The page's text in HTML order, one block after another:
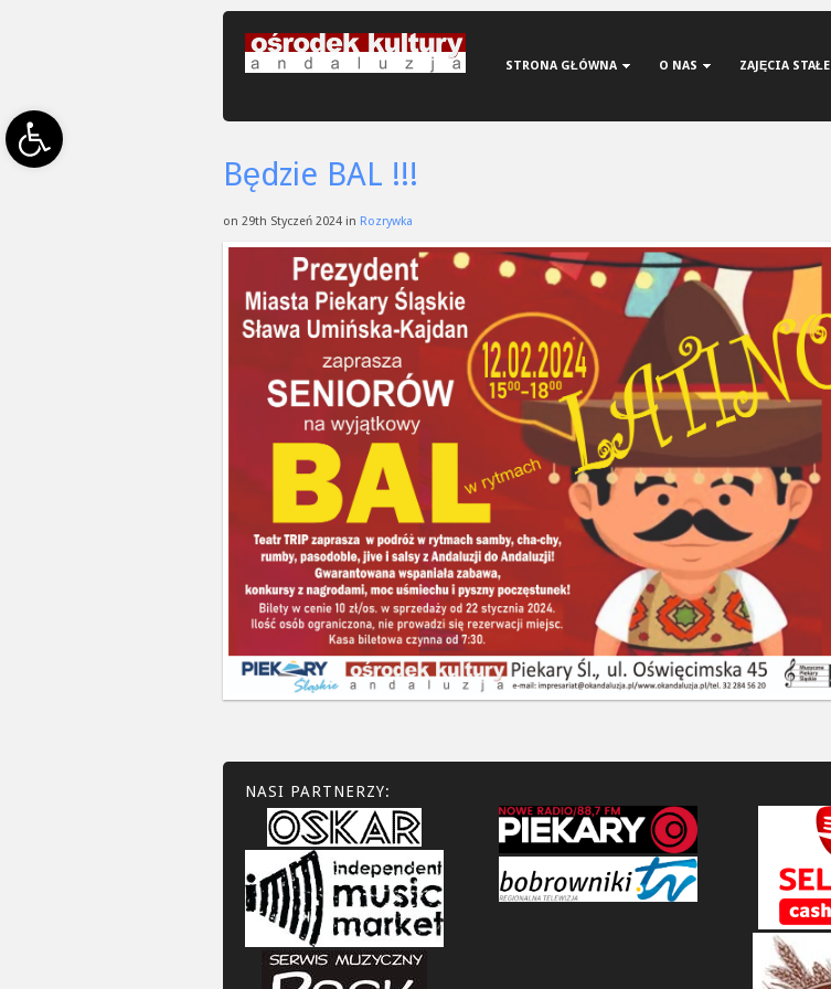
Open toolbar
STRONA GŁÓWNA O NAS ZAJĘCIA STAŁE
Będzie BAL !!!
on 29th Styczeń 2024 in Rozrywka
NASI PARTNERZY: